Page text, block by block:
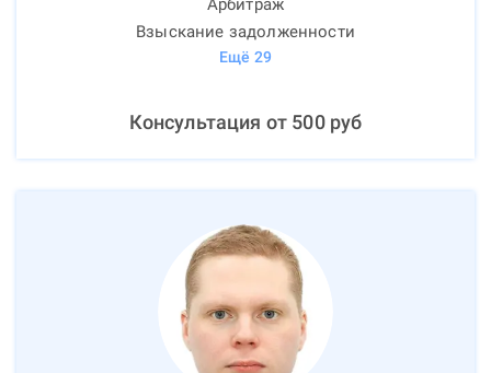
Арбитраж
Взыскание задолженности
Ещё 29
Консультация от 500руб